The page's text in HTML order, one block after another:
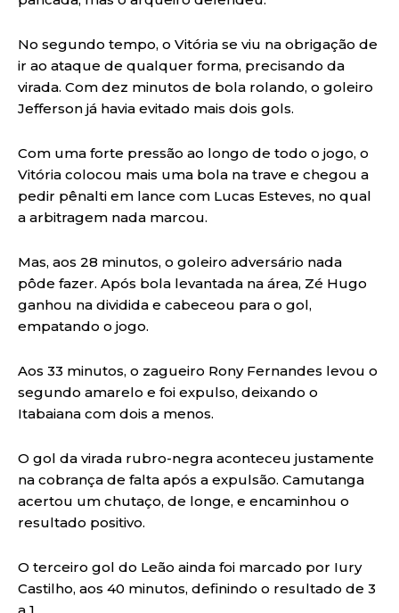
No segundo tempo, o Vitória se viu na obrigação de
ir ao ataque de qualquer forma, precisando da
virada. Com dez minutos de bola rolando, o goleiro
Jefferson já havia evitado mais dois gols.
Com uma forte pressão ao longo de todo o jogo, o
Vitória colocou mais uma bola na trave e chegou a
pedir pênalti em lance com Lucas Esteves, no qual
a arbitragem nada marcou.
Mas, aos 28 minutos, o goleiro adversário nada
pôde fazer. Após bola levantada na área, Zé Hugo
ganhou na dividida e cabeceou para o gol,
empatando o jogo.
Aos 33 minutos, o zagueiro Rony Fernandes levou o
segundo amarelo e foi expulso, deixando o
Itabaiana com dois a menos.
O gol da virada rubro-negra aconteceu justamente
na cobrança de falta após a expulsão. Camutanga
acertou um chutaço, de longe, e encaminhou o
resultado positivo.
O terceiro gol do Leão ainda foi marcado por Iury
Castilho, aos 40 minutos, definindo o resultado de 3